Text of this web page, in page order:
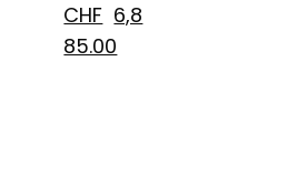
CHF 6,8
85.00